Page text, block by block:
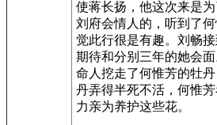
使蒋长扬，他这次来是
刘府会情人的，听到了
觉此行很是有趣。刘畅
期待和分别三年的她会
命人挖走了何惟芳的牡
丹弄得半死不活，何惟
力亲为养护这些花。